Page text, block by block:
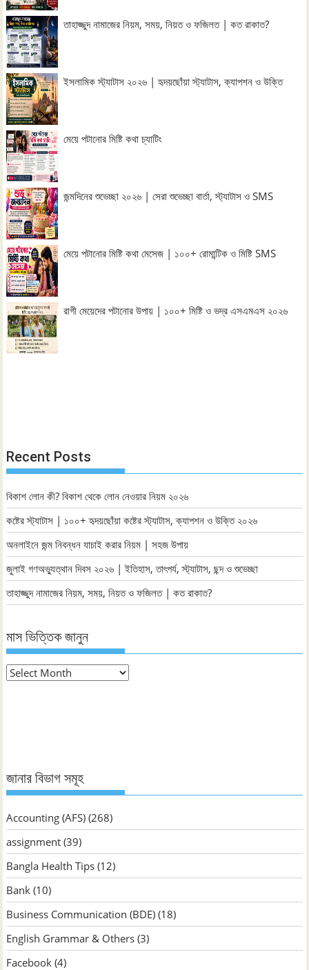
তাহাজ্জুদ নামাজের নিয়ম, সময়, নিয়ত ও ফজিলত | কত রাকাত?
ইসলামিক স্ট্যাটাস ২০২৬ | হৃদয়ছোঁয়া স্ট্যাটাস, ক্যাপশন ও উক্তি
মেয়ে পটানোর মিষ্টি কথা চ্যাটিং
জন্মদিনের শুভেচ্ছা ২০২৬ | সেরা শুভেচ্ছা বার্তা, স্ট্যাটাস ও SMS
মেয়ে পটানোর মিষ্টি কথা মেসেজ | ১০০+ রোমান্টিক ও মিষ্টি SMS
রাগী মেয়েদের পটানোর উপায় | ১০০+ মিষ্টি ও ভদ্র এসএমএস ২০২৬
Recent Posts
বিকাশ লোন কী? বিকাশ থেকে লোন নেওয়ার নিয়ম ২০২৬
কষ্টের স্ট্যাটাস | ১০০+ হৃদয়ছোঁয়া কষ্টের স্ট্যাটাস, ক্যাপশন ও উক্তি ২০২৬
অনলাইনে জন্ম নিবন্ধন যাচাই করার নিয়ম | সহজ উপায়
জুলাই গণঅভ্যুত্থান দিবস ২০২৬ | ইতিহাস, তাৎপর্য, স্ট্যাটাস, ছন্দ ও শুভেচ্ছা
তাহাজ্জুদ নামাজের নিয়ম, সময়, নিয়ত ও ফজিলত | কত রাকাত?
মাস ভিত্তিক জানুন
মাস
জানার বিভাগ সমূহ
Accounting (AFS) (268)
assignment (39)
Bangla Health Tips (12)
Bank (10)
Business Communication (BDE) (18)
English Grammar & Others (3)
Facebook (4)